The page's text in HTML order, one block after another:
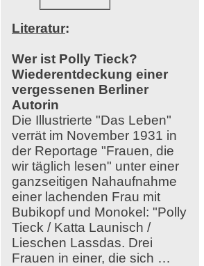
Literatur:
Wer ist Polly Tieck?
Wiederentdeckung einer
vergessenen Berliner
Autorin
Die Illustrierte "Das Leben"
verrät im November 1931 in
der Reportage "Frauen, die
wir täglich lesen" unter einer
ganzseitigen Nahaufnahme
einer lachenden Frau mit
Bubikopf und Monokel: "Polly
Tieck / Katta Launisch /
Lieschen Lassdas. Drei
Frauen in einer, die sich …